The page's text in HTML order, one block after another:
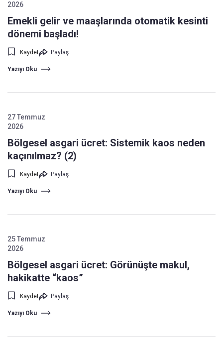
2026
Emekli gelir ve maaşlarında otomatik kesinti
dönemi başladı!
Kaydet Paylaş
Yazıyı Oku
27 Temmuz
2026
Bölgesel asgari ücret: Sistemik kaos neden
kaçınılmaz? (2)
Kaydet Paylaş
Yazıyı Oku
25 Temmuz
2026
Bölgesel asgari ücret: Görünüşte makul,
hakikatte “kaos”
Kaydet Paylaş
Yazıyı Oku